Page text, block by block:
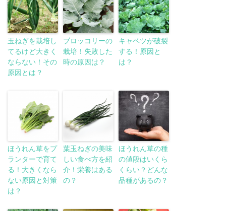
玉ねぎを栽培し
てるけど大きく
ならない！その
原因とは？
ブロッコリーの
栽培！失敗した
時の原因は？
キャベツが破裂
する！原因と
は？
ほうれん草をプ
ランターで育て
る！大きくなら
ない原因と対策
は？
葉玉ねぎの美味
しい食べ方を紹
介！栄養はある
の？
ほうれん草の種
の値段はいくら
くらい？どんな
品種があるの？